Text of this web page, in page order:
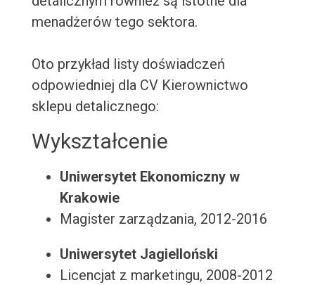
menadżerów tego sektora.
Oto przykład listy doświadczeń
odpowiedniej dla CV Kierownictwo
sklepu detalicznego:
Wykształcenie
Uniwersytet Ekonomiczny w
Krakowie
Magister zarządzania, 2012-2016
Uniwersytet Jagielloński
Licencjat z marketingu, 2008-2012